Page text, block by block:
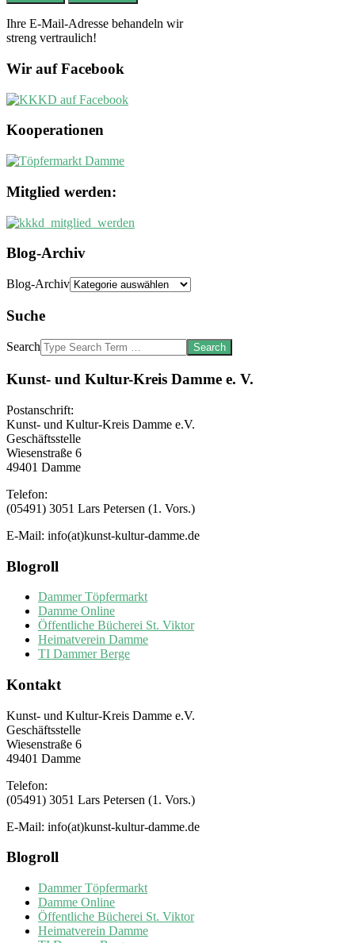
Ihre E-Mail-Adresse behandeln wir
streng vertraulich!
Wir auf Facebook
Kooperationen
Mitglied werden:
Blog-Archiv
Blog-Archiv
Suche
Search
Kunst- und Kultur-Kreis Damme e. V.
Postanschrift:
Kunst- und Kultur-Kreis Damme e.V.
Geschäftsstelle
Wiesenstraße 6
49401 Damme
Telefon:
(05491) 3051 Lars Petersen (1. Vors.)
E-Mail: info(at)kunst-kultur-damme.de
Blogroll
Dammer Töpfermarkt
Damme Online
Öffentliche Bücherei St. Viktor
Heimatverein Damme
TI Dammer Berge
Kontakt
Kunst- und Kultur-Kreis Damme e.V.
Geschäftsstelle
Wiesenstraße 6
49401 Damme
Telefon:
(05491) 3051 Lars Petersen (1. Vors.)
E-Mail: info(at)kunst-kultur-damme.de
Blogroll
Dammer Töpfermarkt
Damme Online
Öffentliche Bücherei St. Viktor
Heimatverein Damme